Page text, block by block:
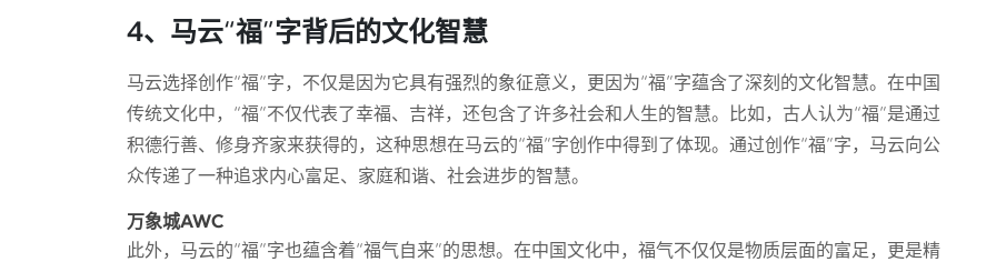
4、马云“福”字背后的文化智慧
马云选择创作“福”字，不仅是因为它具有强烈的象征意义，更因为“福”字蕴含了深刻的文化智慧。在中国
传统文化中，“福”不仅代表了幸福、吉祥，还包含了许多社会和人生的智慧。比如，古人认为“福”是通过
积德行善、修身齐家来获得的，这种思想在马云的“福”字创作中得到了体现。通过创作“福”字，马云向公
众传递了一种追求内心富足、家庭和谐、社会进步的智慧。
万象城AWC
此外，马云的“福”字也蕴含着“福气自来”的思想。在中国文化中，福气不仅仅是物质层面的富足，更是精